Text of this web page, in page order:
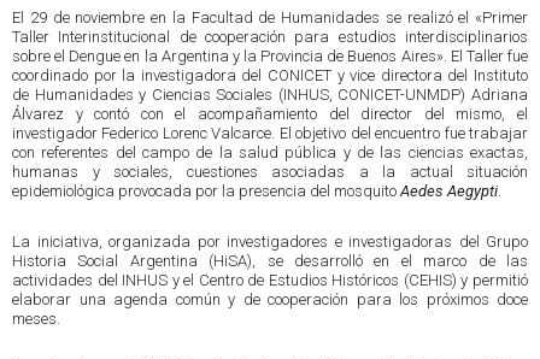
El 29 de noviembre en la Facultad de Humanidades se realizó el «Primer
Taller Interinstitucional de cooperación para estudios interdisciplinarios
sobre el Dengue en la Argentina y la Provincia de Buenos Aires». El Taller fue
coordinado por la investigadora del CONICET y vice directora del Instituto
de Humanidades y Ciencias Sociales (INHUS, CONICET-UNMDP) Adriana
Álvarez y contó con el acompañamiento del director del mismo, el
investigador Federico Lorenc Valcarce. El objetivo del encuentro fue trabajar
con referentes del campo de la salud pública y de las ciencias exactas,
humanas y sociales, cuestiones asociadas a la actual situación
epidemiológica provocada por la presencia del mosquitoAedes Aegypti.
La iniciativa, organizada por investigadores e investigadoras del Grupo
Historia Social Argentina (HiSA), se desarrolló en el marco de las
actividades del INHUS y el Centro de Estudios Históricos (CEHIS) y permitió
elaborar una agenda común y de cooperación para los próximos doce
meses.